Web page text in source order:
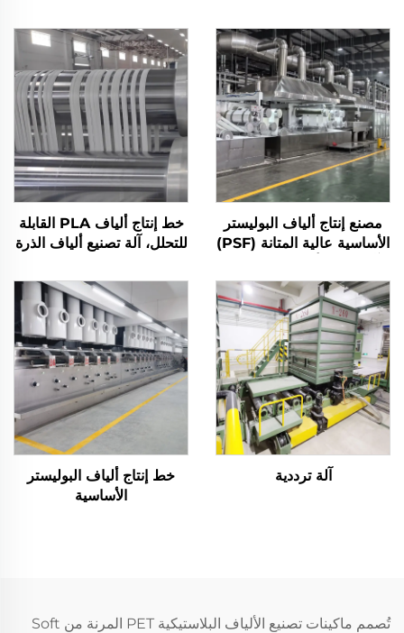
مصنع إنتاج ألياف البوليستر
الأساسية عالية المتانة (PSF)
الأساسية الصلبة PSF
خط إنتاج ألياف PLA القابلة
للتحلل، آلة تصنيع ألياف الذرة
آلة ترددية
خط إنتاج ألياف البوليستر
الأساسية
تُصمم ماكينات تصنيع الألياف البلاستيكية PET المرنة من Soft